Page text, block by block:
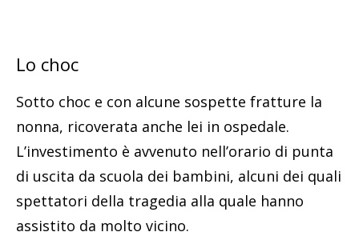
Lo choc
Sotto choc e con alcune sospette fratture la
nonna, ricoverata anche lei in ospedale.
L’investimento è avvenuto nell’orario di punta
di uscita da scuola dei bambini, alcuni dei quali
spettatori della tragedia alla quale hanno
assistito da molto vicino.